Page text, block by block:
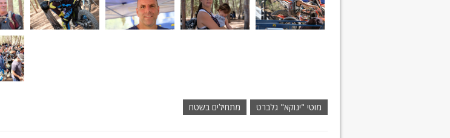
מוטי "ינוקא" גלברט מתחילים בשטח